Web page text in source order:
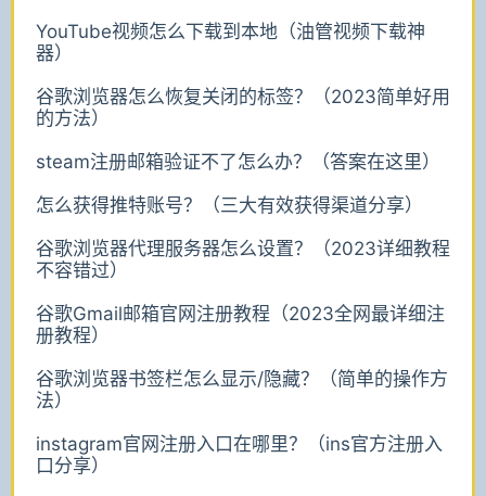
YouTube视频怎么下载到本地（油管视频下载神
器）
谷歌浏览器怎么恢复关闭的标签？（2023简单好用
的方法）
steam注册邮箱验证不了怎么办？（答案在这里）
怎么获得推特账号？（三大有效获得渠道分享）
谷歌浏览器代理服务器怎么设置？（2023详细教程
不容错过）
谷歌Gmail邮箱官网注册教程（2023全网最详细注
册教程）
谷歌浏览器书签栏怎么显示/隐藏？（简单的操作方
法）
instagram官网注册入口在哪里？（ins官方注册入
口分享）